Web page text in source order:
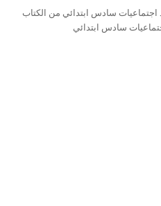
اجتماعيات سادس ابتدائي من الكتاب
سادس ابتدائي